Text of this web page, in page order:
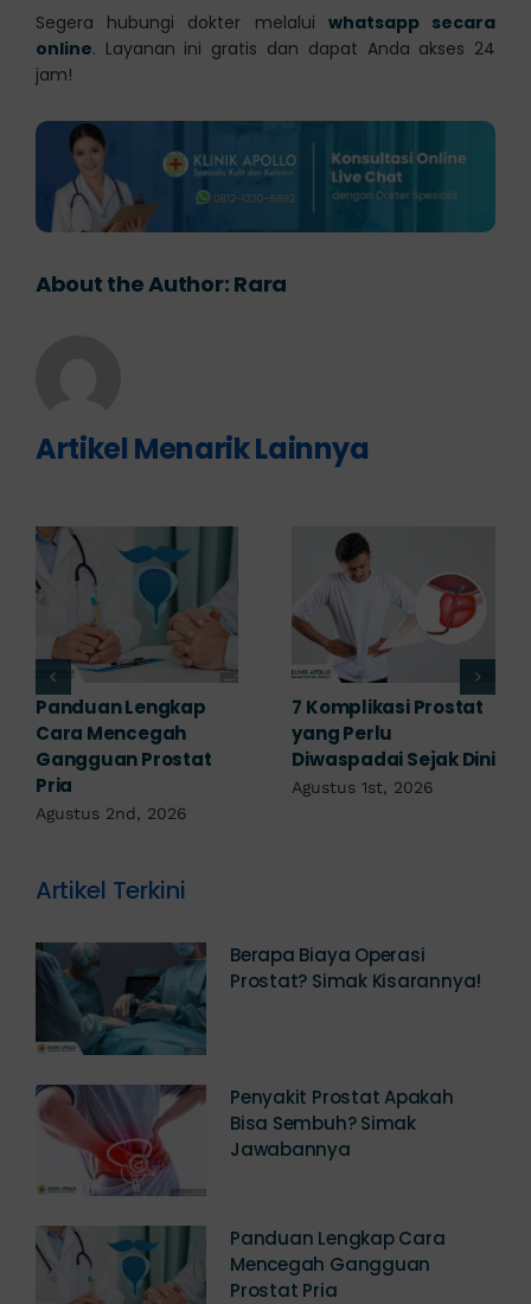
Segera hubungi dokter melalui whatsapp secara
online. Layanan ini gratis dan dapat Anda akses 24
jam!
About the Author: Rara
Artikel Menarik Lainnya
Obat Penyakit
Prostat: Pilihan
Terapi Sesuai
Diagnosis
Juli 23rd, 2026
Penyakit Prostat Bisa
Sembuh? Ini
Penjelasannya
Juli 22nd, 2026
Artikel Terkini
Berapa Biaya Operasi
Prostat? Simak Kisarannya!
Penyakit Prostat Apakah
Bisa Sembuh? Simak
Jawabannya
Panduan Lengkap Cara
Mencegah Gangguan
Prostat Pria